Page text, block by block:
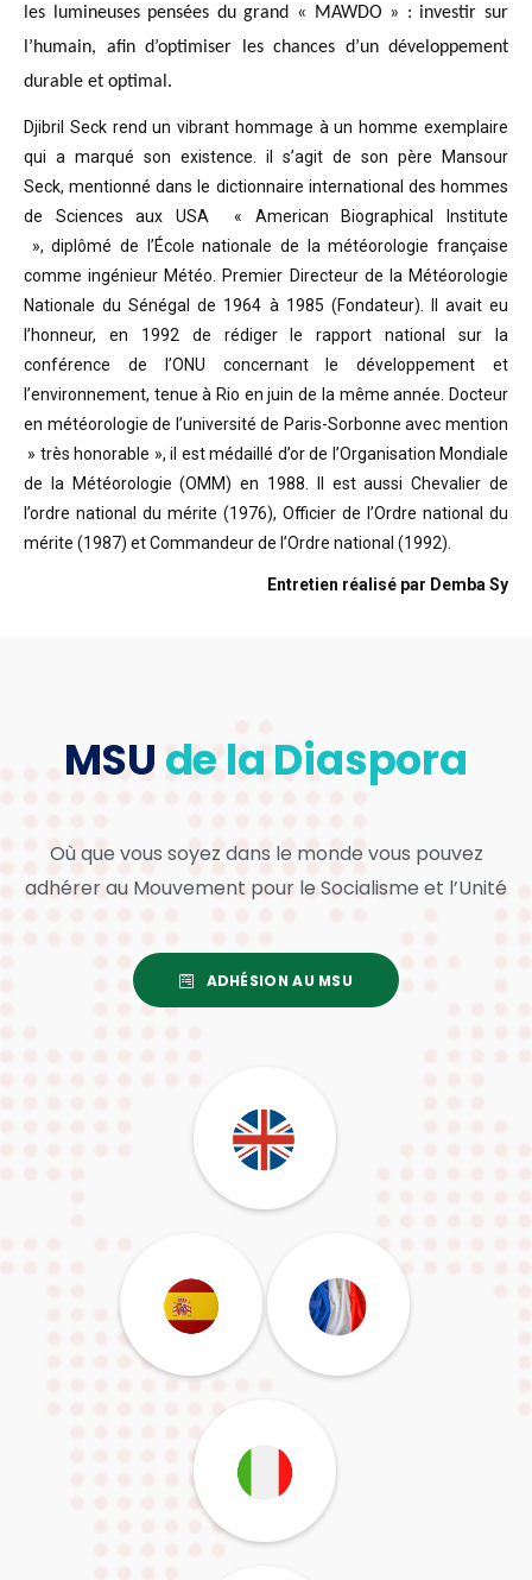
les lumineuses pensées du grand « MAWDO » : investir sur
l’humain, afin d’optimiser les chances d’un développement
durable et optimal.
Djibril Seck rend un vibrant hommage à un homme exemplaire
qui a marqué son existence. il s’agit de son père Mansour
Seck,mentionné dans le dictionnaire international des hommes
de Sciences aux USA « American Biographical Institute
», diplômé de l’École nationale de la météorologie française
comme ingénieur Météo. Premier Directeur de la Météorologie
Nationale du Sénégal de 1964 à 1985 (Fondateur). Il avait eu
l’honneur, en 1992 de rédiger le rapport national sur la
conférence de l’ONU concernant le développement et
l’environnement, tenue à Rio en juin de la même année.
Docteur
en météorologie de l’université de Paris-Sorbonne avec mention
» très honorable », il est médaillé d’or de l’Organisation Mondiale
de la Météorologie (OMM) en 1988. Il est aussi Chevalier de
l’ordre national du mérite (1976), Officier de l’Ordre national du
mérite (1987) et Commandeur de l’Ordre national (1992).
Entretien réalisé par Demba Sy
MSU de la Diaspora
Où que vous soyez dans le monde vous pouvez
adhérer au Mouvement pour le Socialisme et l’Unité
ADHÉSION AU MSU